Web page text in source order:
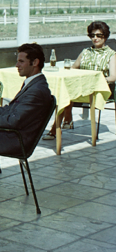
V.
pályaudvar. Utasellátó Vállalat büféje.
1969 ·
József Attila